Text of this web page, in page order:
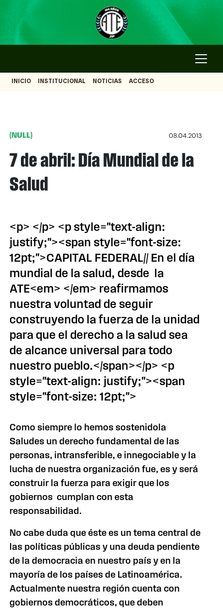
INICIO INSTITUCIONAL NOTICIAS ACCESO
(NULL) 08.04.2013
7 de abril: Día Mundial de la
Salud
<p> </p> <p style="text-align:
justify;"><span style="font-size:
12pt;">CAPITAL FEDERAL// En el día
mundial de la salud, desde la
ATE<em> </em> reafirmamos
nuestra voluntad de seguir
construyendo la fuerza de la unidad
para que el derecho a la salud sea
de alcance universal para todo
nuestro pueblo.</span></p> <p
style="text-align: justify;"><span
style="font-size: 12pt;">
Como siempre lo hemos sostenidola
Saludes un derecho fundamental de las
personas, intransferible, e innegociable y la
lucha de nuestra organización fue, es y será
construir la fuerza para exigir que los
gobiernos cumplan con esta
responsabilidad.
No cabe duda que éste es un tema central de
las políticas públicas y una deuda pendiente
de la democracia en nuestro país y en la
mayoría de los países de Latinoamérica.
Actualmente nuestra región cuenta con
gobiernos democráticos, que deben